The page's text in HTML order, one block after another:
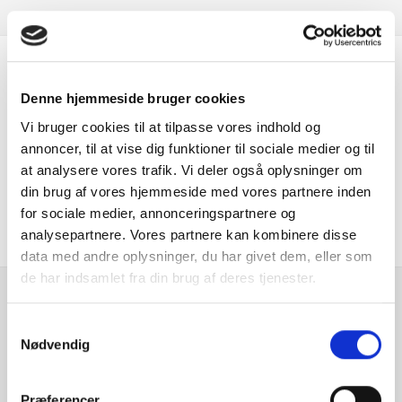
Denne hjemmeside bruger cookies
Vi bruger cookies til at tilpasse vores indhold og
annoncer, til at vise dig funktioner til sociale medier og til
at analysere vores trafik. Vi deler også oplysninger om
din brug af vores hjemmeside med vores partnere inden
for sociale medier, annonceringspartnere og
analysepartnere. Vores partnere kan kombinere disse
data med andre oplysninger, du har givet dem, eller som
de har indsamlet fra din brug af deres tjenester.
Nødvendig
*BEMÆRK: BILEN KØRER SOM AKTIV DEMOBIL OG KAN
DERFOR LEVERES FRA D. 1/9 2026*
✔️ VI HJÆLPER DIG OGSÅ MED:
✔️ FINANSIERING ✔️ SERVICEAFTALE ✔️ FORSIKRING ✔️
UNDERVOGNSBEHANDLING
KONTAKT OS NU!
☎️ RING TIL SALGSAFDELINGEN PÅ TLF. 44 91 17 00
ELLER SKRIV PÅ SALG-HERLEV@ANDERSENBILER.DK
SÅ HJÆLPER VI DIG MED DEN HELT RIGTIGE
RÅDGIVNING!
VI HAR ÅBENT ALLE UGENS DAGE, UNDTAGEN LØRDAG
… SES VI?
Er du interesseret i
denne bil?
KONTAKT FORHANDLER